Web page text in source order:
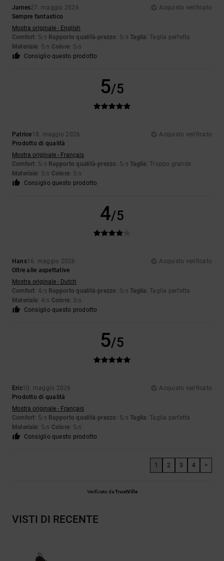
James27. maggio 2026
Acquisto verificato
Sempre fantastico
Mostra originale - English
Comfort: 5/5 Rapporto qualità-prezzo : 5/5 Taglia: Taglia perfetta
Materiale: 5/5 Colore: 5/5
Consiglio questo prodotto
5/5
Patrice18. maggio 2026
Acquisto verificato
Prodotto di qualità
Mostra originale - Français
Comfort: 5/5 Rapporto qualità-prezzo : 5/5 Taglia: Troppo grande
Materiale: 5/5 Colore: 5/5
Consiglio questo prodotto
4/5
Hans16. maggio 2026
Acquisto verificato
Oltre alle aspettative
Mostra originale - Dutch
Comfort: 4/5 Rapporto qualità-prezzo : 3/5 Taglia: Taglia perfetta
Materiale: 4/5 Colore: 3/5
Consiglio questo prodotto
5/5
Eric10. maggio 2026
Acquisto verificato
Prodotto di qualità
Mostra originale - Français
Comfort: 5/5 Rapporto qualità-prezzo : 5/5 Taglia: Taglia perfetta
Materiale: 5/5 Colore: 5/5
Consiglio questo prodotto
1 2 3 4 >
Verificato daTrustVille
VISTI DI RECENTE